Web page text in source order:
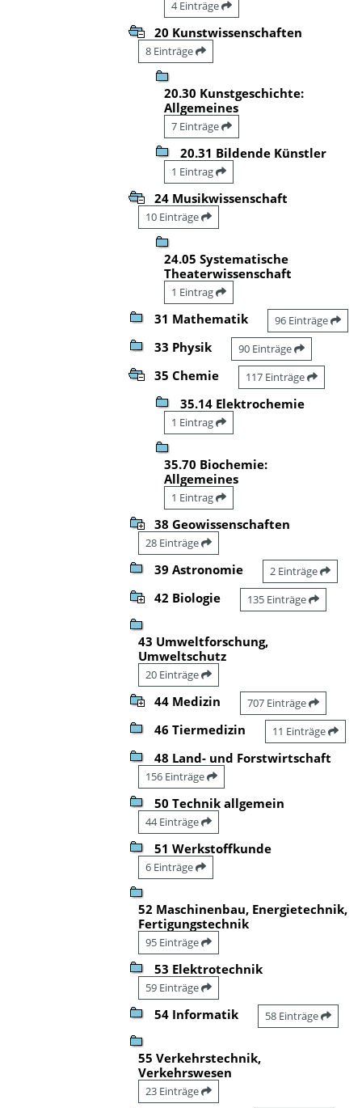
4 Einträge
20 Kunstwissenschaften
8 Einträge
20.30 Kunstgeschichte:
Allgemeines
7 Einträge
20.31 Bildende Künstler
1 Eintrag
24 Musikwissenschaft
10 Einträge
24.05 Systematische
Theaterwissenschaft
1 Eintrag
31 Mathematik 96 Einträge
33 Physik 90 Einträge
35 Chemie 117 Einträge
35.14 Elektrochemie
1 Eintrag
35.70 Biochemie:
Allgemeines
1 Eintrag
38 Geowissenschaften
28 Einträge
39 Astronomie 2 Einträge
42 Biologie 135 Einträge
43 Umweltforschung,
Umweltschutz
20 Einträge
44 Medizin 707 Einträge
46 Tiermedizin 11 Einträge
48 Land- und Forstwirtschaft
156 Einträge
50 Technik allgemein
44 Einträge
51 Werkstoffkunde
6 Einträge
52 Maschinenbau, Energietechnik,
Fertigungstechnik
95 Einträge
53 Elektrotechnik
59 Einträge
54 Informatik 58 Einträge
55 Verkehrstechnik,
Verkehrswesen
23 Einträge